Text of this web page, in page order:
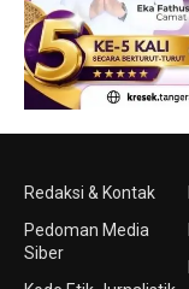
Redaksi & Kontak
Pedoman Media
Siber